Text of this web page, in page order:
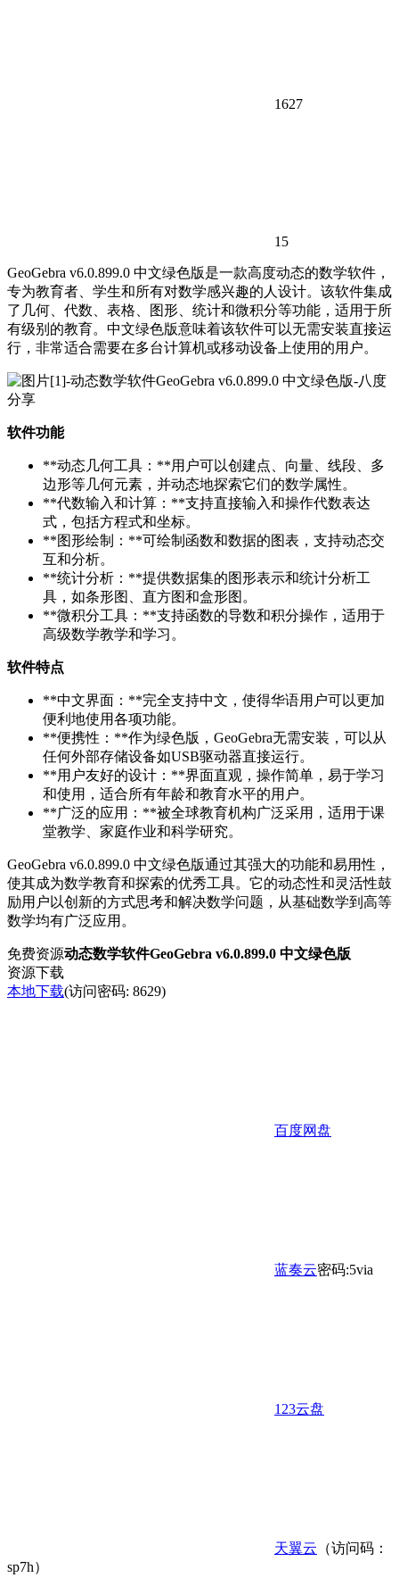
1627
15
GeoGebra v6.0.899.0 中文绿色版是一款高度动态的数学软件，
专为教育者、学生和所有对数学感兴趣的人设计。该软件集成
了几何、代数、表格、图形、统计和微积分等功能，适用于所
有级别的教育。中文绿色版意味着该软件可以无需安装直接运
行，非常适合需要在多台计算机或移动设备上使用的用户。
软件功能
**动态几何工具：**用户可以创建点、向量、线段、多
边形等几何元素，并动态地探索它们的数学属性。
**代数输入和计算：**支持直接输入和操作代数表达
式，包括方程式和坐标。
**图形绘制：**可绘制函数和数据的图表，支持动态交
互和分析。
**统计分析：**提供数据集的图形表示和统计分析工
具，如条形图、直方图和盒形图。
**微积分工具：**支持函数的导数和积分操作，适用于
高级数学教学和学习。
软件特点
**中文界面：**完全支持中文，使得华语用户可以更加
便利地使用各项功能。
**便携性：**作为绿色版，GeoGebra无需安装，可以从
任何外部存储设备如USB驱动器直接运行。
**用户友好的设计：**界面直观，操作简单，易于学习
和使用，适合所有年龄和教育水平的用户。
**广泛的应用：**被全球教育机构广泛采用，适用于课
堂教学、家庭作业和科学研究。
GeoGebra v6.0.899.0 中文绿色版通过其强大的功能和易用性，
使其成为数学教育和探索的优秀工具。它的动态性和灵活性鼓
励用户以创新的方式思考和解决数学问题，从基础数学到高等
数学均有广泛应用。
免费资源动态数学软件GeoGebra v6.0.899.0 中文绿色版
资源下载
本地下载(访问密码: 8629)
百度网盘
蓝奏云密码:5via
123云盘
天翼云 （访问码：
sp7h）